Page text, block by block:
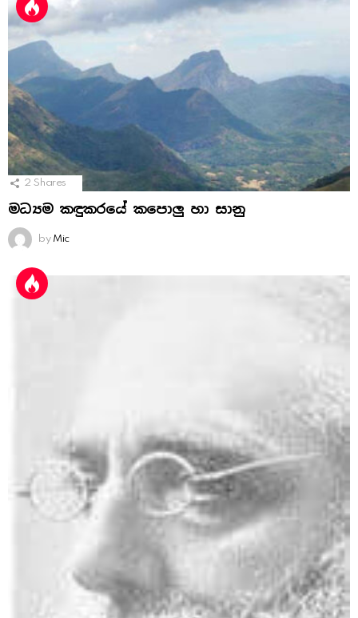
2 Shares
මධ්‍යම කඳුකරයේ කපොලු හා සානු
by Mic